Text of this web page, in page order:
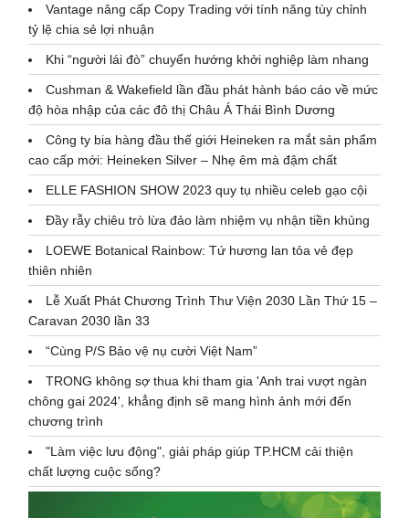
Vantage nâng cấp Copy Trading với tính năng tùy chỉnh
tỷ lệ chia sẻ lợi nhuận
Khi “người lái đò” chuyển hướng khởi nghiệp làm nhang
Cushman & Wakefield lần đầu phát hành báo cáo về mức
độ hòa nhập của các đô thị Châu Á Thái Bình Dương
Công ty bia hàng đầu thế giới Heineken ra mắt sản phẩm
cao cấp mới: Heineken Silver – Nhẹ êm mà đậm chất
ELLE FASHION SHOW 2023 quy tụ nhiều celeb gạo cội
Đầy rẫy chiêu trò lừa đảo làm nhiệm vụ nhận tiền khủng
LOEWE Botanical Rainbow: Tứ hương lan tỏa vẻ đẹp
thiên nhiên
Lễ Xuất Phát Chương Trình Thư Viện 2030 Lần Thứ 15 –
Caravan 2030 lần 33
“Cùng P/S Bảo vệ nụ cười Việt Nam”
TRONG không sợ thua khi tham gia 'Anh trai vượt ngàn
chông gai 2024', khẳng định sẽ mang hình ảnh mới đến
chương trình
"Làm việc lưu động", giải pháp giúp TP.HCM cải thiện
chất lượng cuộc sống?